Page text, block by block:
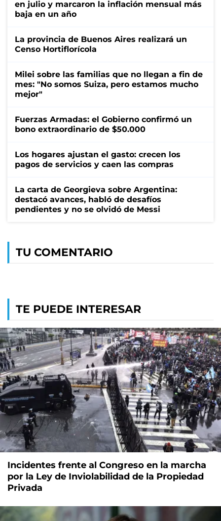
en julio y marcaron la inflación mensual más
baja en un año
La provincia de Buenos Aires realizará un
Censo Hortiflorícola
Milei sobre las familias que no llegan a fin de
mes: "No somos Suiza, pero estamos mucho
mejor"
Fuerzas Armadas: el Gobierno confirmó un
bono extraordinario de $50.000
Los hogares ajustan el gasto: crecen los
pagos de servicios y caen las compras
La carta de Georgieva sobre Argentina:
destacó avances, habló de desafíos
pendientes y no se olvidó de Messi
TU COMENTARIO
TE PUEDE INTERESAR
Incidentes frente al Congreso en la marcha
por la Ley de Inviolabilidad de la Propiedad
Privada